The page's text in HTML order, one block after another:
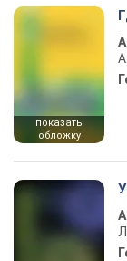
показать
обложку